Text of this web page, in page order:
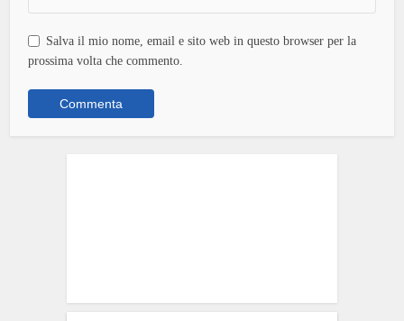
Salva il mio nome, email e sito web in questo browser per la
prossima volta che commento.